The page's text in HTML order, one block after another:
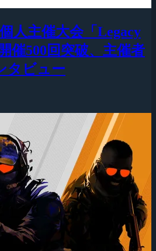
人主催大会「Legacy
催500回突破、主催者
タビュー